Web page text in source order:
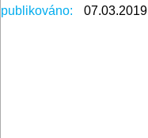
publikováno: 07.03.2019